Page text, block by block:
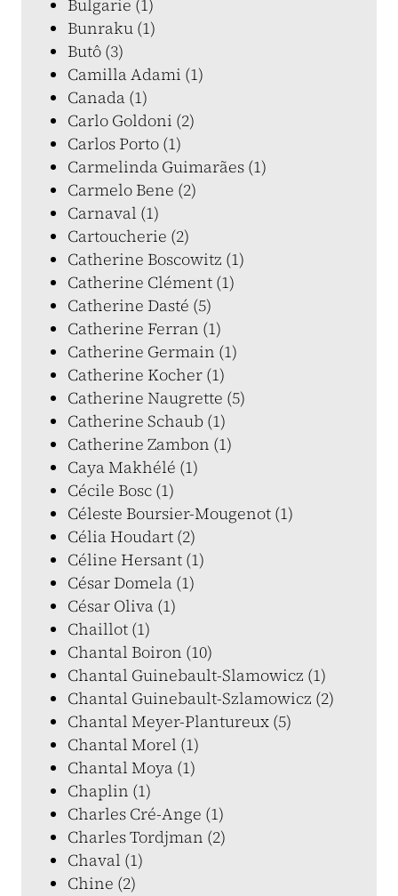
Bulgarie (1)
Bunraku (1)
Butô (3)
Camilla Adami (1)
Canada (1)
Carlo Goldoni (2)
Carlos Porto (1)
Carmelinda Guimarães (1)
Carmelo Bene (2)
Carnaval (1)
Cartoucherie (2)
Catherine Boscowitz (1)
Catherine Clément (1)
Catherine Dasté (5)
Catherine Ferran (1)
Catherine Germain (1)
Catherine Kocher (1)
Catherine Naugrette (5)
Catherine Schaub (1)
Catherine Zambon (1)
Caya Makhélé (1)
Cécile Bosc (1)
Céleste Boursier-Mougenot (1)
Célia Houdart (2)
Céline Hersant (1)
César Domela (1)
César Oliva (1)
Chaillot (1)
Chantal Boiron (10)
Chantal Guinebault-Slamowicz (1)
Chantal Guinebault-Szlamowicz (2)
Chantal Meyer-Plantureux (5)
Chantal Morel (1)
Chantal Moya (1)
Chaplin (1)
Charles Cré-Ange (1)
Charles Tordjman (2)
Chaval (1)
Chine (2)